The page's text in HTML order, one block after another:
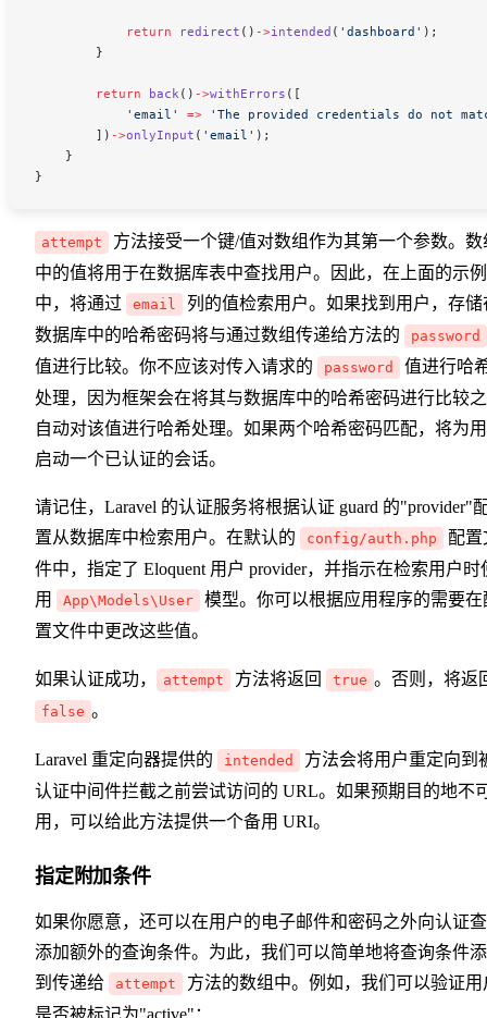
            return
redirect () ->intended ( 'dashboard' );
        }
        return
back () ->withErrors ([
            'email'
=> 'The provided credentials do not
        ])
->onlyInput ( 'email' );
    }
}
attempt
方法接受一个键/值对数组作为其第一个参数。数
中的值将用于在数据库表中查找用户。因此，在上面的示例
中，将通过
email
列的值检索用户。如果找到用户，存储
数据库中的哈希密码将与通过数组传递给方法的
password
值进行比较。你不应该对传入请求的 password
值进行哈
处理，因为框架会在将其与数据库中的哈希密码进行比较
自动对该值进行哈希处理。如果两个哈希密码匹配，将为
启动一个已认证的会话。
请记住，Laravel 的认证服务将根据认证 guard 的"provider"
置从数据库中检索用户。在默认的
config/auth.php
配置
件中，指定了 Eloquent 用户 provider，并指示在检索用户时
用
App\Models\User
模型。你可以根据应用程序的需要在
置文件中更改这些值。
如果认证成功， attempt 方法将返回 true 。否则，将返
false 。
Laravel 重定向器提供的 intended
方法会将用户重定向到
认证中间件拦截之前尝试访问的 URL。如果预期目的地不
用，可以给此方法提供一个备用 URI。
指定附加条件
如果你愿意，还可以在用户的电子邮件和密码之外向认证
添加额外的查询条件。为此，我们可以简单地将查询条件
到传递给
attempt
方法的数组中。例如，我们可以验证用
是否被标记为"active"：